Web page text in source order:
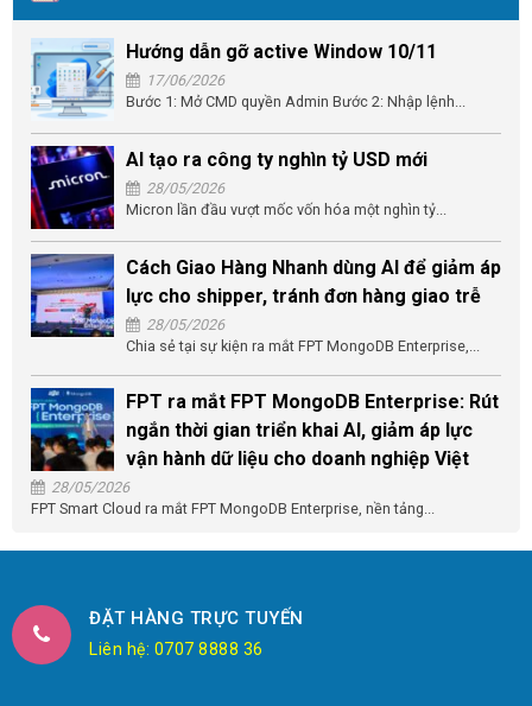
Hướng dẫn gỡ active Window 10/11
17/06/2026
Bước 1: Mở CMD quyền Admin Bước 2: Nhập lệnh...
AI tạo ra công ty nghìn tỷ USD mới
28/05/2026
Micron lần đầu vượt mốc vốn hóa một nghìn tỷ...
Cách Giao Hàng Nhanh dùng AI để giảm áp
lực cho shipper, tránh đơn hàng giao trễ
28/05/2026
Chia sẻ tại sự kiện ra mắt FPT MongoDB Enterprise,...
FPT ra mắt FPT MongoDB Enterprise: Rút
ngắn thời gian triển khai AI, giảm áp lực
vận hành dữ liệu cho doanh nghiệp Việt
28/05/2026
FPT Smart Cloud ra mắt FPT MongoDB Enterprise, nền tảng...
ĐẶT HÀNG TRỰC TUYẾN
Liên hệ: 0707 8888 36